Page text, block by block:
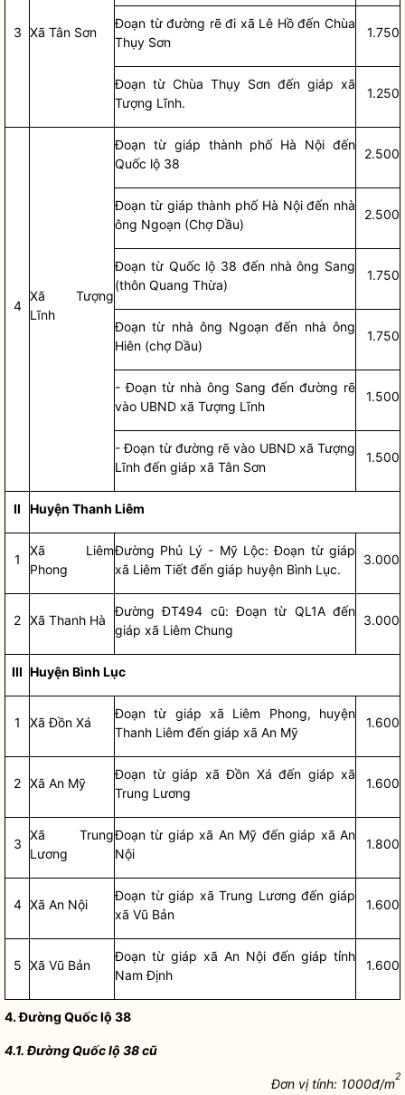
3 Xã Tân Sơn
Đoạn từ đường rẽ đi xã Lê Hồ đến Chùa
Thụy Sơn
1.750
Đoạn từ Chùa Thụy Sơn đến giáp xã
Tượng Lĩnh.
1.250
4
Xã Tượng
Lĩnh
Đoạn từ giáp thành phố Hà Nội đến
Quốc lộ 38
2.500
Đoạn từ giáp thành phố Hà Nội đến nhà
ông Ngoạn (Chợ Dầu)
2.500
Đoạn từ Quốc lộ 38 đến nhà ông Sang
(thôn Quang Thừa)
1.750
Đoạn từ nhà ông Ngoạn đến nhà ông
Hiên (chợ Dầu)
1.750
- Đoạn từ nhà ông Sang đến đường rẽ
vào UBND xã Tượng Lĩnh
1.500
- Đoạn từ đường rẽ vào UBND xã Tượng
Lĩnh đến giáp xã Tân Sơn
1.500
II Huyện Thanh Liêm
1
Xã Liêm
Phong
Đường Phủ Lý - Mỹ Lộc: Đoạn từ giáp
xã Liêm Tiết đến giáp huyện Bình Lục.
3.000
2 Xã Thanh Hà
Đường ĐT494 cũ: Đoạn từ QL1A đến
giáp xã Liêm Chung
3.000
III Huyện Bình Lục
1 Xã Đồn Xá
Đoạn từ giáp xã Liêm Phong, huyện
Thanh Liêm đến giáp xã An Mỹ
1.600
2 Xã An Mỹ
Đoạn từ giáp xã Đồn Xá đến giáp xã
Trung Lương
1.600
3
Xã Trung
Lương
Đoạn từ giáp xã An Mỹ đến giáp xã An
Nội
1.800
4 Xã An Nội
Đoạn từ giáp xã Trung Lương đến giáp
xã Vũ Bản
1.600
5 Xã Vũ Bản
Đoạn từ giáp xã An Nội đến giáp tỉnh
Nam Định
1.600
4. Đường Quốc lộ 38
4.1. Đường Quốc lộ 38 cũ
Đơn vị tính: 1000đ/m2